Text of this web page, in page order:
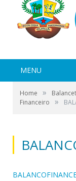
MENU
Home »
Financeiro
»